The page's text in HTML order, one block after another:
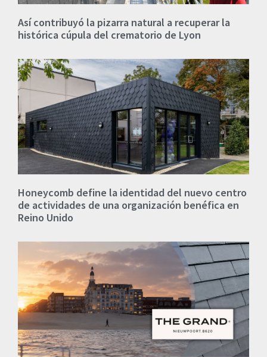
Así contribuyó la pizarra natural a recuperar la
histórica cúpula del crematorio de Lyon
Honeycomb define la identidad del nuevo centro
de actividades de una organización benéfica en
Reino Unido